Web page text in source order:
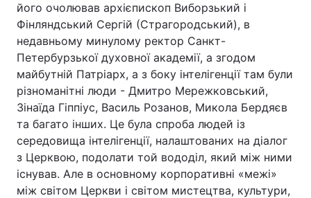
його очолював архієпископ Виборзький і
Фінляндський Сергій (Страгородський), в
недавньому минулому ректор Санкт-
Петербурзької духовної академії, а згодом
майбутній Патріарх, а з боку інтелігенції там були
різноманітні люди - Дмитро Мережковський,
Зінаїда Гіппіус, Василь Розанов, Микола Бердяєв
та багато інших. Це була спроба людей із
середовища інтелігенції, налаштованих на діалог
з Церквою, подолати той вододіл, який між ними
існував. Але в основному корпоративні «межі»
між світом Церкви і світом мистецтва, культури,